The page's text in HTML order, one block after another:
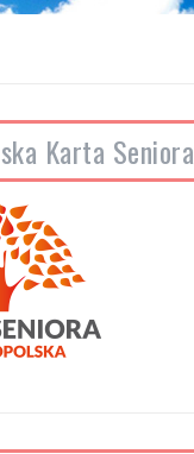
Karta Seniora